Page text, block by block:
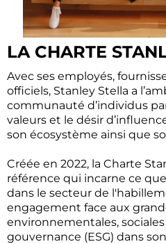
LA CHARTE
Avec ses employés,
officiels, Stanley Stella a
communauté d’individus
valeurs et le désir
son écosystème ainsi que
Créée en 2022, la Charte
référence qui incarne ce
dans le secteur de
engagement face aux
environnementales, sociales
gouvernance (ESG) dans